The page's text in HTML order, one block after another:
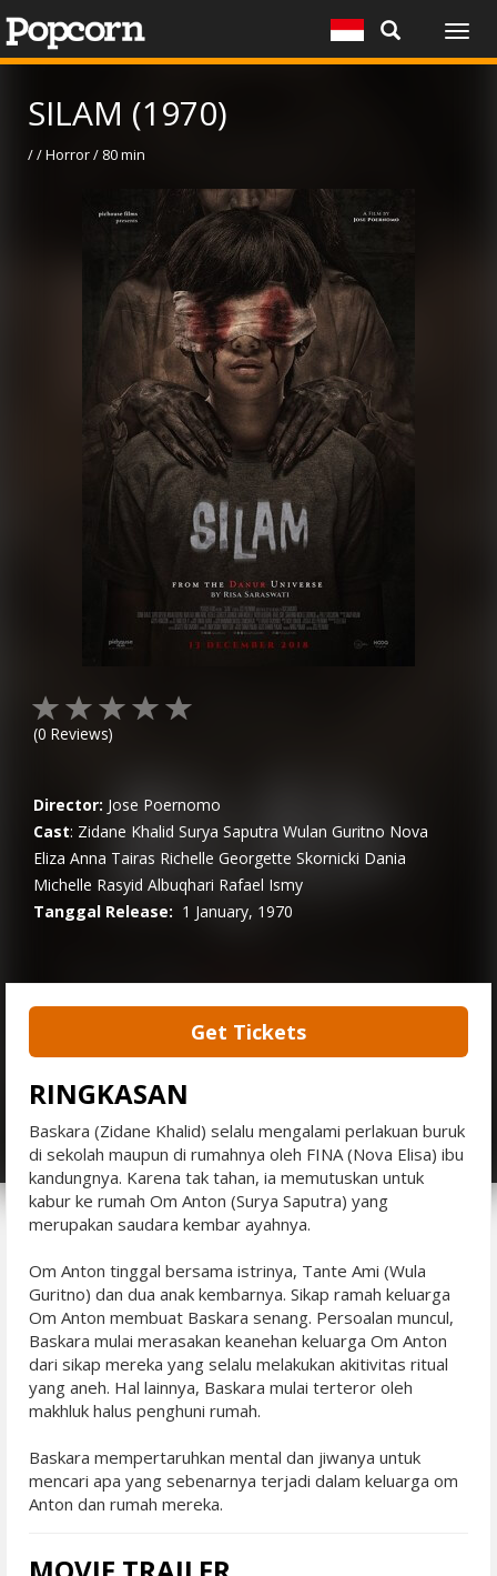
SILAM (1970)
/ / Horror / 80 min
(0 Reviews)
Director: Jose Poernomo
Cast: Zidane Khalid Surya Saputra Wulan Guritno Nova
Eliza Anna Tairas Richelle Georgette Skornicki Dania
Michelle Rasyid Albuqhari Rafael Ismy
Tanggal Release: 1 January, 1970
Get Tickets
RINGKASAN
Baskara (Zidane Khalid) selalu mengalami perlakuan buruk
di sekolah maupun di rumahnya oleh FINA (Nova Elisa) ibu
kandungnya. Karena tak tahan, ia memutuskan untuk
kabur ke rumah Om Anton (Surya Saputra) yang
merupakan saudara kembar ayahnya.
Om Anton tinggal bersama istrinya, Tante Ami (Wula
Guritno) dan dua anak kembarnya. Sikap ramah keluarga
Om Anton membuat Baskara senang. Persoalan muncul,
Baskara mulai merasakan keanehan keluarga Om Anton
dari sikap mereka yang selalu melakukan akitivitas ritual
yang aneh. Hal lainnya, Baskara mulai terteror oleh
makhluk halus penghuni rumah.
Baskara mempertaruhkan mental dan jiwanya untuk
mencari apa yang sebenarnya terjadi dalam keluarga om
Anton dan rumah mereka.